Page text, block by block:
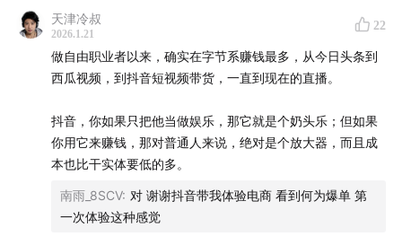
天津冷叔
2026.1.21
22
做自由职业者以来，确实在字节系赚钱最多，从今日头条到
西瓜视频，到抖音短视频带货，一直到现在的直播。
抖音，你如果只把他当做娱乐，那它就是个奶头乐；但如果
你用它来赚钱，那对普通人来说，绝对是个放大器，而且成
本也比干实体要低的多。
南雨_8SCV: 对 谢谢抖音带我体验电商 看到何为爆单 第
一次体验这种感觉